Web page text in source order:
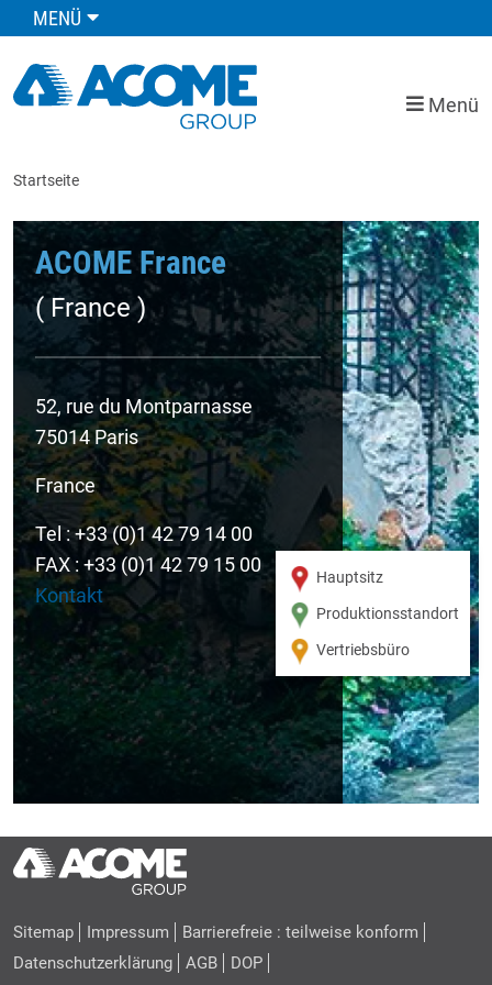
MENÜ
Menü
Startseite
Hauptsitz
Produktionsstandort
Vertriebsbüro
ACOME France
( France )
52, rue du Montparnasse
75014 Paris
France
Tel : +33 (0)1 42 79 14 00
FAX : +33 (0)1 42 79 15 00
Kontakt
Sitemap Impressum
Barrierefreie : teilweise konform
Datenschutzerklärung
AGB DOP